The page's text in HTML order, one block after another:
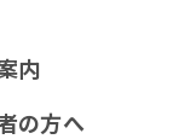
内
の方へ